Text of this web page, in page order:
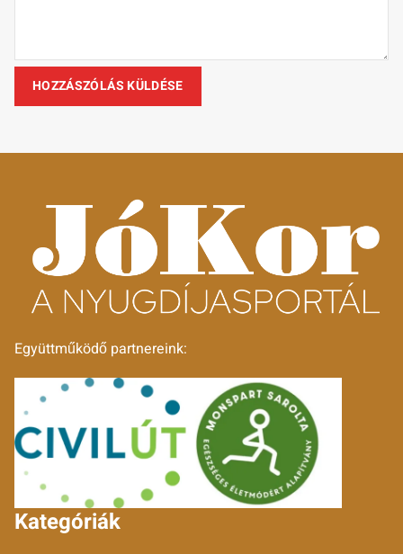
Együttműködő partnereink:
Kategóriák